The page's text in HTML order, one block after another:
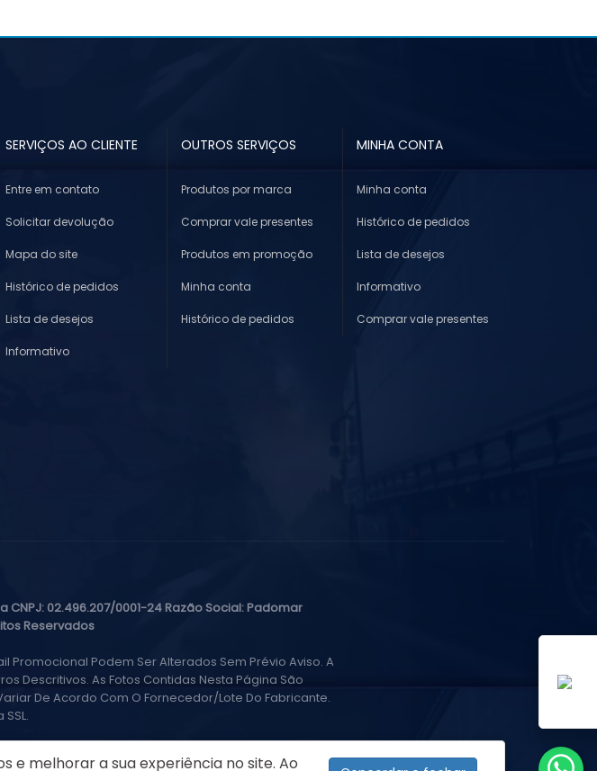
SERVIÇOS AO CLIENTE
Entre em contato
Solicitar devolução
Mapa do site
Histórico de pedidos
Lista de desejos
Informativo
OUTROS SERVIÇOS
Produtos por marca
Comprar vale presentes
Produtos em promoção
Minha conta
Histórico de pedidos
MINHA CONTA
Minha conta
Histórico de pedidos
Lista de desejos
Informativo
Comprar vale presentes
CNPJ: 02.496.207/0001-24 Razão Social: Padomar
Reservados
Promocional Podem Ser Alterados Sem Prévio Aviso. A
Descritivos. As Fotos Contidas Nesta Página São
De Acordo Com O Fornecedor/lote Do Fabricante.
e melhorar a sua experiência no site. Ao